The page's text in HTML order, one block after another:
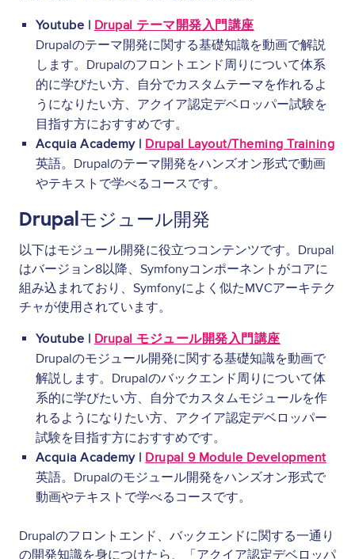
Youtube | Drupal テーマ開発入門講座
Drupalのテーマ開発に関する基礎知識を動画で解説
します。Drupalのフロントエンド周りについて体系
的に学びたい方、自分でカスタムテーマを作れるよ
うになりたい方、アクイア認定デベロッパー試験を
目指す方におすすめです。
Acquia Academy | Drupal Layout/Theming Training
英語。Drupalのテーマ開発をハンズオン形式で動画
やテキストで学べるコースです。
Drupalモジュール開発
以下はモジュール開発に役立つコンテンツです。Drupal
はバージョン8以降、Symfonyコンポーネントがコアに
組み込まれており、Symfonyによく似たMVCアーキテク
チャが使用されています。
Youtube | Drupal モジュール開発入門講座
Drupalのモジュール開発に関する基礎知識を動画で
解説します。Drupalのバックエンド周りについて体
系的に学びたい方、自分でカスタムモジュールを作
れるようになりたい方、アクイア認定デベロッパー
試験を目指す方におすすめです。
Acquia Academy | Drupal 9 Module Development
英語。Drupalのモジュール開発をハンズオン形式で
動画やテキストで学べるコースです。
Drupalのフロントエンド、バックエンドに関する一通り
の開発知識を身につけたら、「アクイア認定デベロッパ